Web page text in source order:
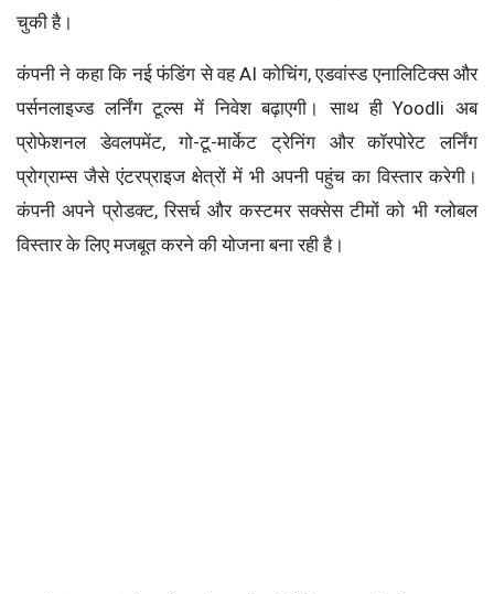
चुकी है।
कंपनी ने कहा कि नई फंडिंग से वह AI कोचिंग, एडवांस्ड एनालिटिक्स और
पर्सनलाइज्ड लर्निंग टूल्स में निवेश बढ़ाएगी। साथ ही Yoodli अब
प्रोफेशनल डेवलपमेंट, गो-टू-मार्केट ट्रेनिंग और कॉरपोरेट लर्निंग
प्रोग्राम्स जैसे एंटरप्राइज क्षेत्रों में भी अपनी पहुंच का विस्तार करेगी।
कंपनी अपने प्रोडक्ट, रिसर्च और कस्टमर सक्सेस टीमों को भी ग्लोबल
विस्तार के लिए मजबूत करने की योजना बना रही है।